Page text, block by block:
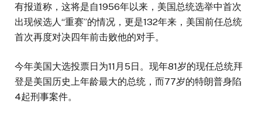
有报道称，这将是自1956年以来，美国总统选举中首次
出现候选人“重赛”的情况，更是132年来，美国前任总统
首次再度对决四年前击败他的对手。
今年美国大选投票日为11月5日。现年81岁的现任总统拜
登是美国历史上年龄最大的总统，而77岁的特朗普身陷
4起刑事案件。